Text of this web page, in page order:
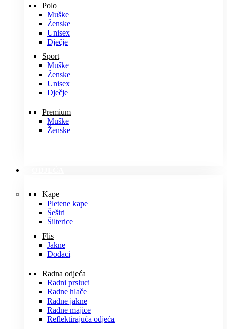
Polo
Muške
Ženske
Unisex
Dječje
Sport
Muške
Ženske
Unisex
Dječje
Premium
Muške
Ženske
Kape
Pletene kape
Šeširi
Šilterice
Flis
Jakne
Dodaci
Radna odjeća
Radni prsluci
Radne hlače
Radne jakne
Radne majice
Reflektirajuća odjeća